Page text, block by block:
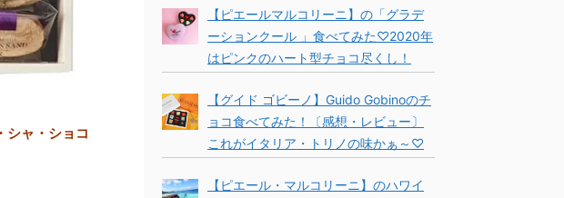
シャ・ショコ
【ピエールマルコリーニ】の「グラデ
ーションクール 」食べてみた♡2020年
はピンクのハート型チョコ尽くし！
【グイド ゴビーノ】Guido Gobinoのチ
ョコ食べてみた！〔感想・レビュー〕
これがイタリア・トリノの味かぁ～♡
【ピエール・マルコリーニ】のハワイ